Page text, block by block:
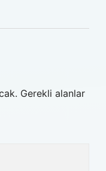
Gerekli alanlar